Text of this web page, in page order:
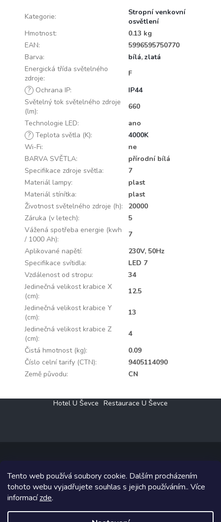
Tento web používá soubory cookie. Dalším procházením
tohoto webu vyjadřujete souhlas s jejich používáním.. Více
informacízde.
Kategorie:
Stropní venkovní
osvětlení
Hmotnost:
0.13 kg
EAN:
5996595750770
Barva: bílá, zlatá
Energická třída světelného
zdroje:
F
? Ochrana IP:
IP44
Světelný tok světelného zdroje
(lm):
660
Technologie LED:
ano
? Teplota světla (K):
4000K
Wi-Fi:
ne
BARVA SVĚTLA:
přírodní bílá
Specifikace zdroje světla:
7
Materiál lampy:
plast
Materiál stínítka:
plast
Životnost světelného zdroje (h):
20000
Záruka (v letech):
5
Vážená spotřeba energie (kwh
/ 1000 Ah):
7
Aplikované napětí:
230V, 50Hz
Specifikace svítidla:
LED 7
Vzdálenost od stropu:
34
Jedinečná velikost krabice X
(cm):
12.5
Jedinečná velikost krabice Y
(cm):
13
Jedinečná velikost krabice Z
(cm):
4
Čistá hmotnost (kg):
0.09
Číslo celní tarify (CTN):
9405114090
Země původu: CN
Hotel U Ševce Restaurace U Ševce
Copyright 2026Elektro Klesný s.r.o.. Všechna práva vyhrazena.
Grafický návrh vytvořil a na Shoptet implementoval
Shoptetak.cz.